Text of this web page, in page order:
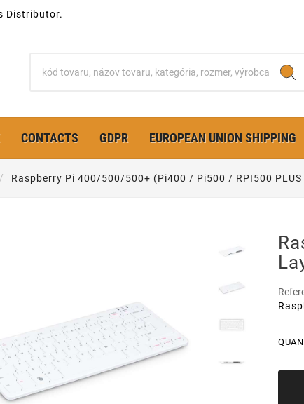
Distributor.
CONTACTS GDPR EUROPEAN UNION SHIPPING
Raspberry Pi 400/500/500+ (Pi400 / Pi500 / RPI500 PLUS